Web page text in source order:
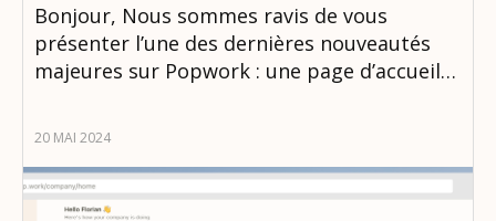
Bonjour, Nous sommes ravis de vous
présenter l’une des dernières nouveautés
majeures sur Popwork : une page d’accueil…
20 MAI 2024